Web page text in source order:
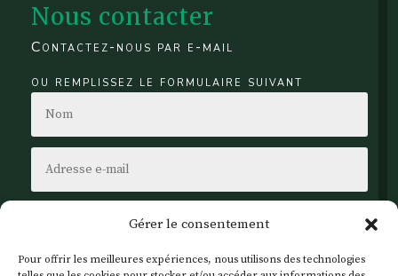
Gérer le consentement
Pour offrir les meilleures expériences, nous utilisons des technologies
Nous contacter
Contactez-nous par e-mail
ou remplissez le formulaire suivant